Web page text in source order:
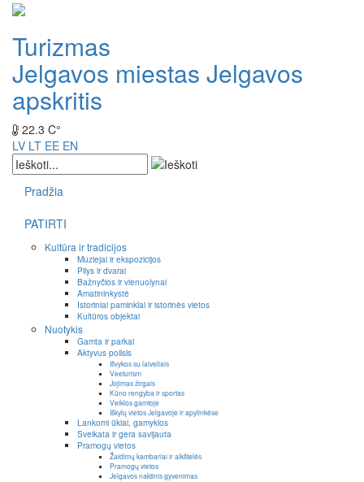
Turizmas
Jelgavos miestas Jelgavos
apskritis
22.3 C°
LV LT EE EN
Pradžia
PATIRTI
Kultūra ir tradicijos
Muziejai ir ekspozicijos
Pilys ir dvarai
Bažnyčios ir vienuolynai
Amatininkystė
Istoriniai paminklai ir istorinės vietos
Kultūros objektai
Nuotykis
Gamta ir parkai
Aktyvus poilsis
Išvykos su laiveliais
Veeturism
Jojimas žirgais
Kūno rengyba ir sportas
Veiklos gamtoje
Iškylų vietos Jelgavoje ir apylinkėse
Lankomi ūkiai, gamyklos
Sveikata ir gera savijauta
Pramogų vietos
Žaidimų kambariai ir aikštelės
Pramogų vietos
Jelgavos naktinis gyvenimas